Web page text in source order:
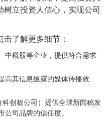
立投资人信心，实现公司
了解更多细节：
中概股等企业，提供符合需求
高其信息披露的媒体传播效
创板公司）提供全球新闻稿发
司品牌的信任度。